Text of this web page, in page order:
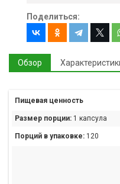
Поделиться:
Обзор
Пищевая ценность
Размер порции: 1 капсула
Порций в упаковке: 120